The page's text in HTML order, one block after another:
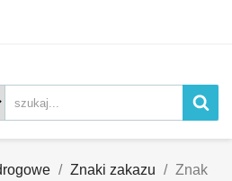
Znaki zakazu
Znak